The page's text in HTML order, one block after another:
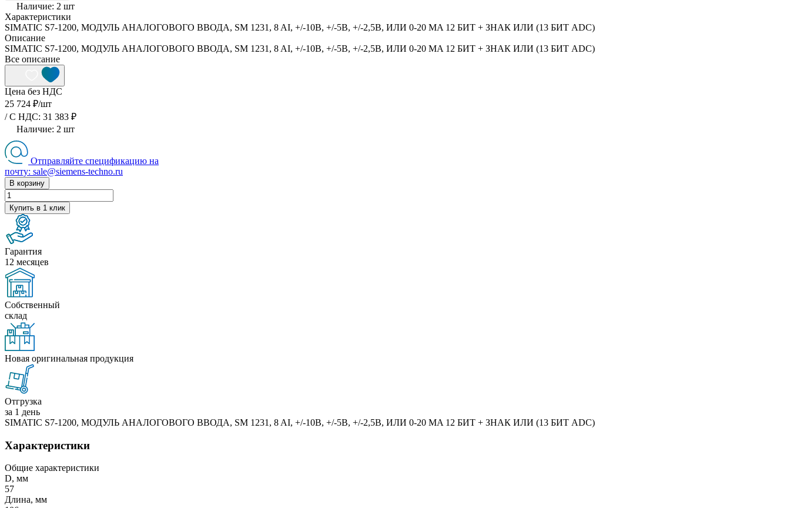
Наличие: 2 шт
Характеристики
SIMATIC S7-1200, МОДУЛЬ АНАЛОГОВОГО ВВОДА, SM 1231, 8 AI, +/-10В, +/-5В, +/-2,5В, ИЛИ 0-20 MA 12 БИТ + ЗНАК ИЛИ (13 БИТ ADC)
Описание
SIMATIC S7-1200, МОДУЛЬ АНАЛОГОВОГО ВВОДА, SM 1231, 8 AI, +/-10В, +/-5В, +/-2,5В, ИЛИ 0-20 MA 12 БИТ + ЗНАК ИЛИ (13 БИТ ADC)
Все описание
Цена без НДС
25 724 ₽/шт
/ C НДС: 31 383 ₽
Наличие: 2 шт
Отправляйте спецификацию на
почту: sale@siemens-techno.ru
В корзину
Купить в 1 клик
Гарантия
12 месяцев
Собственный
склад
Новая оригинальная продукция
Отгрузка
за 1 день
SIMATIC S7-1200, МОДУЛЬ АНАЛОГОВОГО ВВОДА, SM 1231, 8 AI, +/-10В, +/-5В, +/-2,5В, ИЛИ 0-20 MA 12 БИТ + ЗНАК ИЛИ (13 БИТ ADC)
Характеристики
Общие характеристики
D, мм
57
Длина, мм